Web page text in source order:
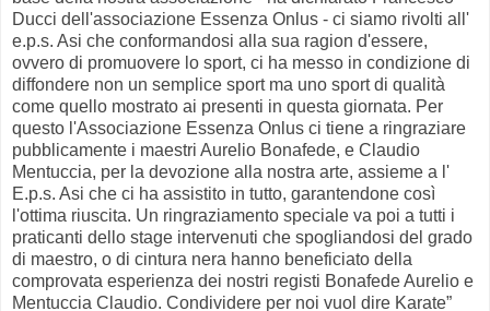
Ducci dell'associazione Essenza Onlus - ci siamo rivolti all'
e.p.s. Asi che conformandosi alla sua ragion d'essere,
ovvero di promuovere lo sport, ci ha messo in condizione di
diffondere non un semplice sport ma uno sport di qualità
come quello mostrato ai presenti in questa giornata. Per
questo l'Associazione Essenza Onlus ci tiene a ringraziare
pubblicamente i maestri Aurelio Bonafede, e Claudio
Mentuccia, per la devozione alla nostra arte, assieme a l'
E.p.s. Asi che ci ha assistito in tutto, garantendone così
l'ottima riuscita. Un ringraziamento speciale va poi a tutti i
praticanti dello stage intervenuti che spogliandosi del grado
di maestro, o di cintura nera hanno beneficiato della
comprovata esperienza dei nostri registi Bonafede Aurelio e
Mentuccia Claudio. Condividere per noi vuol dire Karate”